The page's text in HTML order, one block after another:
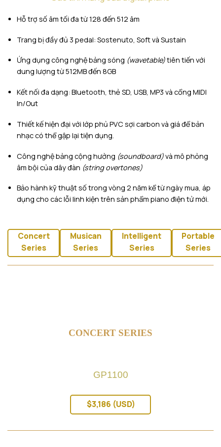
Hỗ trợ số âm tối đa từ 128 đến 512 âm
Trang bị đầy đủ 3 pedal: Sostenuto, Soft và Sustain
Ứng dụng công nghệ bảng sóng (wavetable)tiên tiến với
dung lượng từ 512MB đến 8GB
Kết nối đa dạng: Bluetooth, thẻ SD, USB, MP3 và cổng MIDI
In/Out
Thiết kế hiện đại với lớp phủ PVC sợi carbon và giá để bản
nhạc có thể gập lại tiện dụng.
Công nghệ bảng cộng hưởng (soundboard)và mô phỏng
âm bội của dây đàn (string overtones)
Bảo hành kỹ thuật số trong vòng 2 năm kể từ ngày mua, áp
dụng cho các lỗi linh kiện trên sản phẩm piano điện tử mới.
Concert
Series
Musican
Series
Intelligent
Series
Portable
Series
CONCERT SERIES
GP1100
$3,186 (USD)